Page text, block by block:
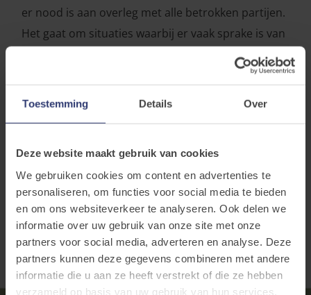
Toestemming Details Over
Deze website maakt gebruik van cookies
We gebruiken cookies om content en advertenties te
personaliseren, om functies voor social media te bieden
en om ons websiteverkeer te analyseren. Ook delen we
informatie over uw gebruik van onze site met onze
partners voor social media, adverteren en analyse. Deze
partners kunnen deze gegevens combineren met andere
informatie die u aan ze heeft verstrekt of die ze hebben
verzameld op basis van uw gebruik van hun services.
er nood is aan overleg met alle betrokken partijen.
Het gaat om situaties waarbij er vaak sprake is van
betrokkenheid van diverse intersectorale partners
en een combinatie van moeilijkheden en noden op